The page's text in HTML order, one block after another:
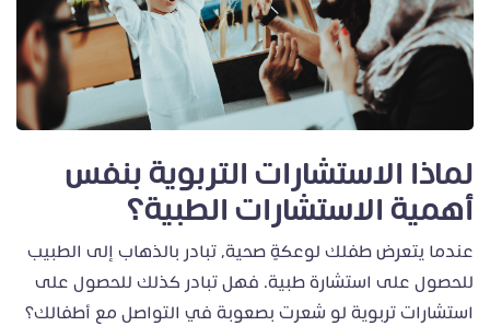
لماذا الاستشارات التربوية بنفس
أهمية الاستشارات الطبية؟
عندما يتعرض طفلك لوعكةٍ صحية، تبادر بالذهاب إلى الطبيب
للحصول على استشارة طبية. فهل تبادر كذلك للحصول على
استشارات تربوية لو شعرت بصعوبة في التواصل مع أطفالك؟